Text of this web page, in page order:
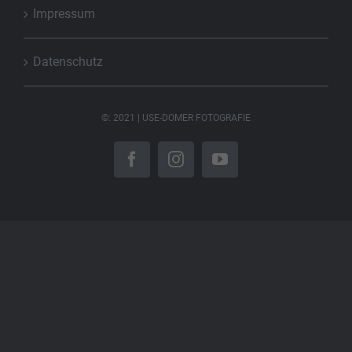
Impressum
Datenschutz
©: 2021 | USE-DOMER FOTOGRAFIE
FacebookInstagramYouTube